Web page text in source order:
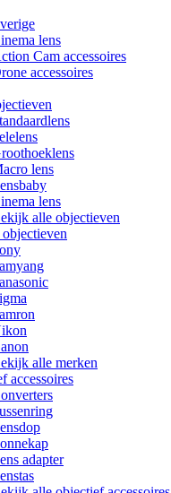
lens
Cam accessoires
accessoires
lens
lens
alle objectieven
alle merken
accessoires
adapter